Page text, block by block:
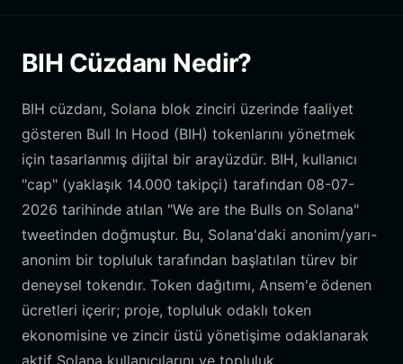
BIH Cüzdanı Nedir?
BIH cüzdanı, Solana blok zinciri üzerinde faaliyet
gösteren Bull In Hood (BIH) tokenlarını yönetmek
için tasarlanmış dijital bir arayüzdür. BIH, kullanıcı
"cap" (yaklaşık 14.000 takipçi) tarafından 08-07-
2026 tarihinde atılan "We are the Bulls on Solana"
tweetinden doğmuştur. Bu, Solana'daki anonim/yarı-
anonim bir topluluk tarafından başlatılan türev bir
deneysel tokendır. Token dağıtımı, Ansem'e ödenen
ücretleri içerir; proje, topluluk odaklı token
ekonomisine ve zincir üstü yönetişime odaklanarak
aktif Solana kullanıcılarını ve topluluk